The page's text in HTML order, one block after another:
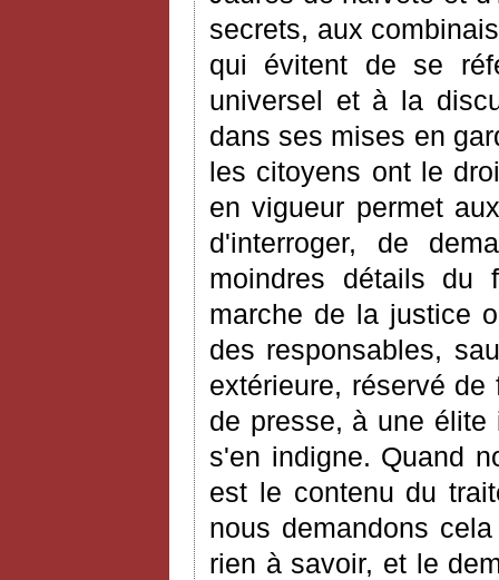
secrets, aux
qui évitent de se
universel et à la
dans ses mises en
les citoyens ont le
en vigueur permet
d'interroger, de
moindres détails du
marche de la justice
des responsables,
extérieure, réservé
de presse, à une élite
s'en indigne. Quand
est le contenu du
nous demandons
rien à savoir, et le